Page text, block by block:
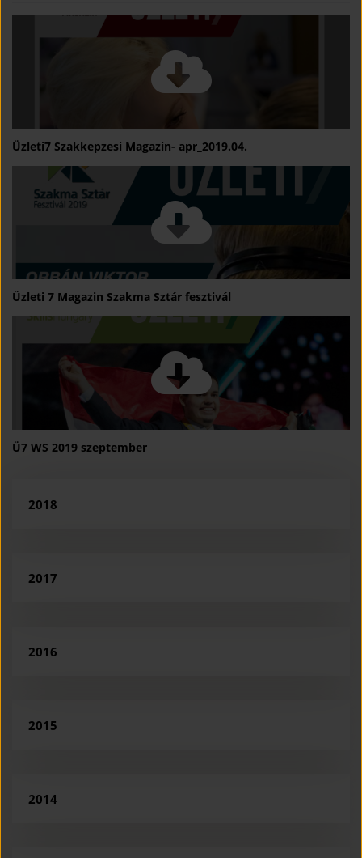
Üzleti7 Szakkepzesi Magazin- apr_2019.04.
Üzleti 7 Magazin Szakma Sztár fesztivál
Ü7 WS 2019 szeptember
2018
2017
2016
2015
2014